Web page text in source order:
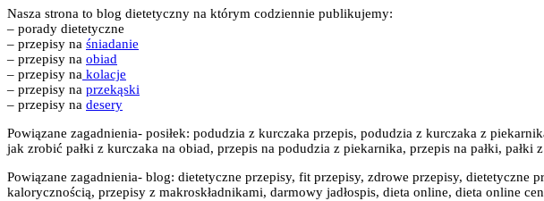
Nasza strona to blog dietetyczny na którym codziennie publikujemy:
– porady dietetyczne
– przepisy na śniadanie
– przepisy na obiad
– przepisy na kolacje
– przepisy na przekąski
– przepisy na desery
Powiązane zagadnienia- posiłek: podudzia z kurczaka przepis, podudzia z kurczaka z
jak zrobić pałki z kurczaka na obiad, przepis na podudzia z piekarnika, przepis na pałki, pałki
Powiązane zagadnienia- blog: dietetyczne przepisy, fit przepisy, zdrowe przepisy,
kalorycznością, przepisy z makroskładnikami, darmowy jadłospis, dieta online, dieta online